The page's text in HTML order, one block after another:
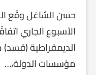
حسن الشاغل وقّع
الأسبوع الجاري
الديمقراطية
مؤسسات الدولة،…